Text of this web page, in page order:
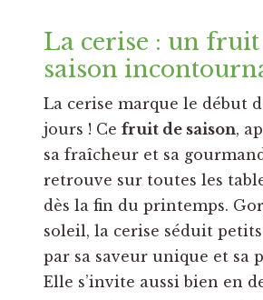
La cerise : un fruit
saison
La cerise marque le début
jours ! Ce fruit de saison,
sa fraîcheur et sa
retrouve sur toutes les
dès la fin du printemps.
soleil, la cerise séduit
par sa saveur unique et sa
Elle s’invite aussi bien en